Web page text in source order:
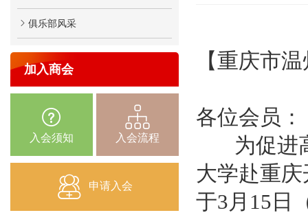
俱乐部风采
加入商会
入会须知 入会流程
申请入会
【重庆市
各位会员：
为促进高
大学赴重
于3月15日